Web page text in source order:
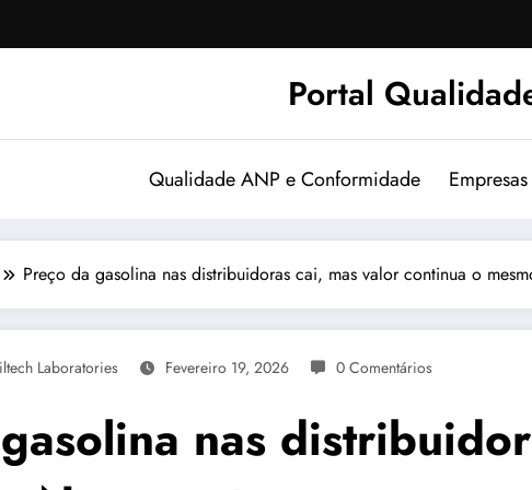
Portal
Qualidade ANP e Conformidade Empresas
Preço da gasolina nas distribuidoras cai, mas valor continua o
Laboratories Fevereiro 19, 2026 0 Comentários
nas